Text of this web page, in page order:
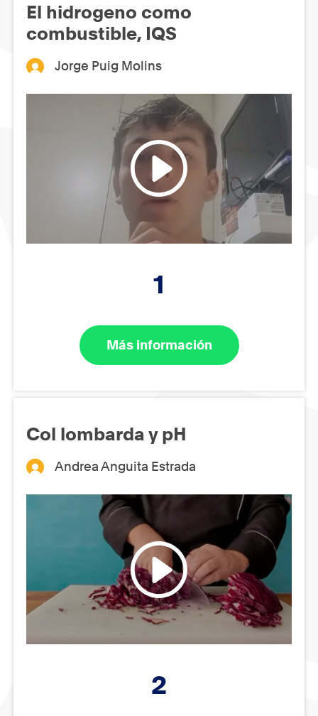
El hidrogeno como
combustible, IQS
Jorge Puig Molins
1
Más información
Col lombarda y pH
Andrea Anguita Estrada
2